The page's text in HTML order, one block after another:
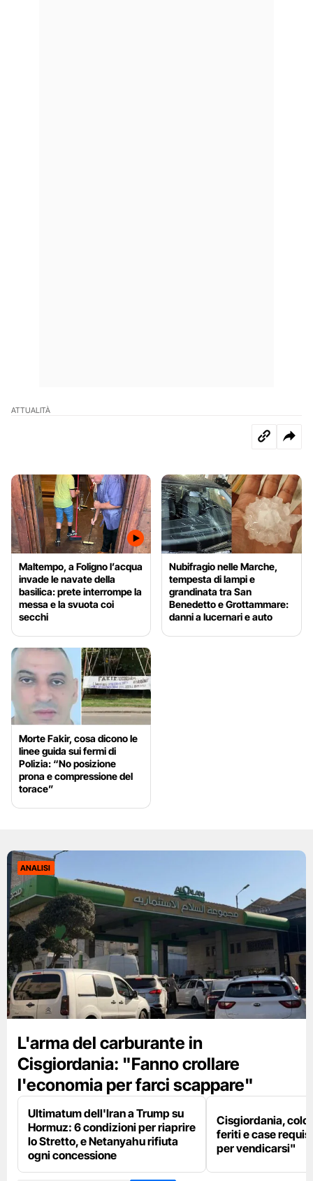
ATTUALITÀ
Maltempo, a Foligno l’acqua
invade le navate della
basilica: prete interrompe la
messa e la svuota coi
secchi
Nubifragio nelle Marche,
tempesta di lampi e
grandinata tra San
Benedetto e Grottammare:
danni a lucernari e auto
Morte Fakir, cosa dicono le
linee guida sui fermi di
Polizia: “No posizione
prona e compressione del
torace”
ANALISI
L'arma del carburante in
Cisgiordania: "Fanno crollare
l'economia per farci scappare"
Ultimatum dell'Iran a Trump su
Hormuz: 6 condizioni per riaprire
lo Stretto, e Netanyahu rifiuta
ogni concessione
Cisgiordania,
feriti e case
per vendicarsi"